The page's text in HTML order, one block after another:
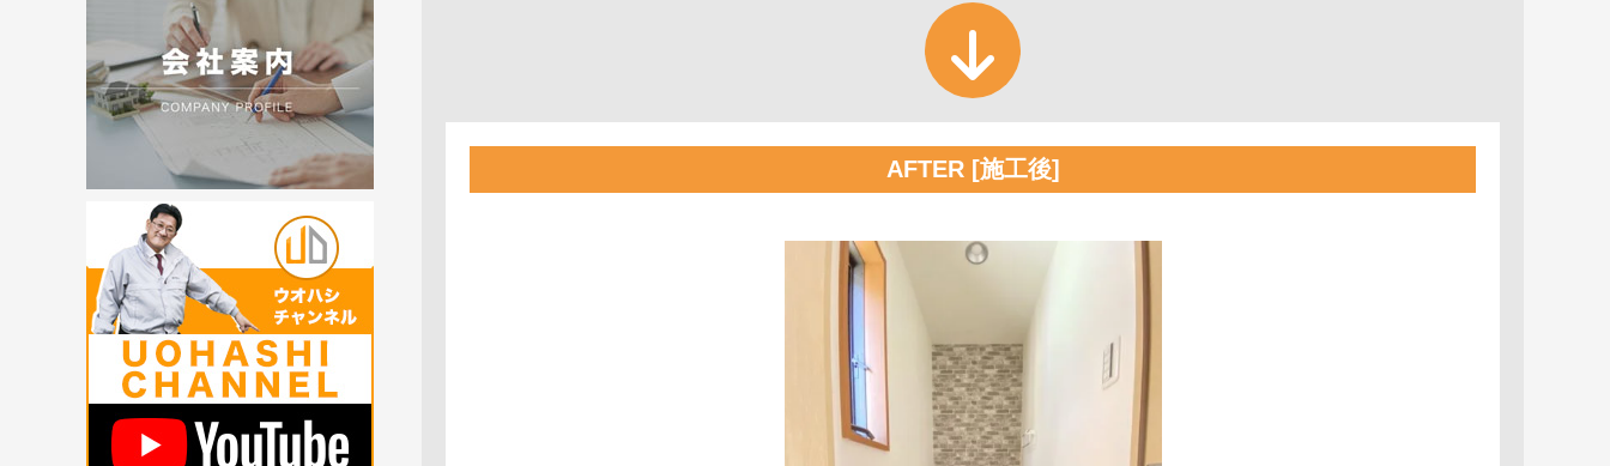
AFTER [施工後]